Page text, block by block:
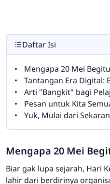
Daftar Isi
Mengapa 20 Mei
Tantangan Era Digital:
Arti "Bangkit" bagi
Pesan untuk Kita
Yuk, Mulai dari
Mengapa 20 Mei
Biar gak lupa sejarah, Hari
lahir dari berdirinya